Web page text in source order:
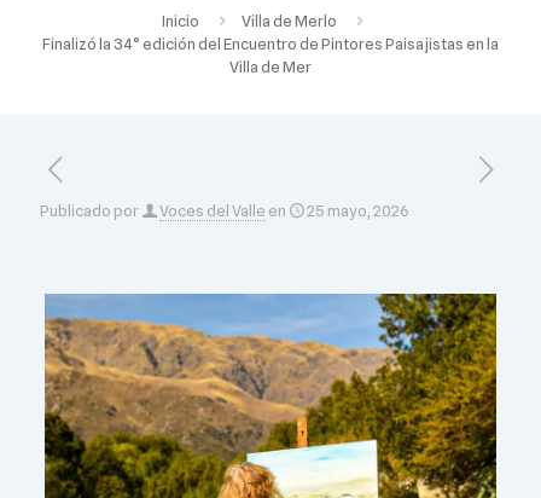
Inicio
Villa de Merlo
Finalizó la 34° edición del Encuentro de Pintores Paisajistas en la
Villa de Mer
Publicado por Voces del Valle en 25 mayo, 2026